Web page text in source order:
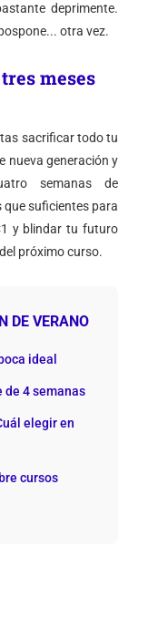
deprimente.
otra vez.
meses
sacrificar todo tu
nueva generación y
semanas de
suficientes para
y blindar tu futuro
del próximo curso.
DE VERANO
ideal
de 4 semanas
elegir en
cursos